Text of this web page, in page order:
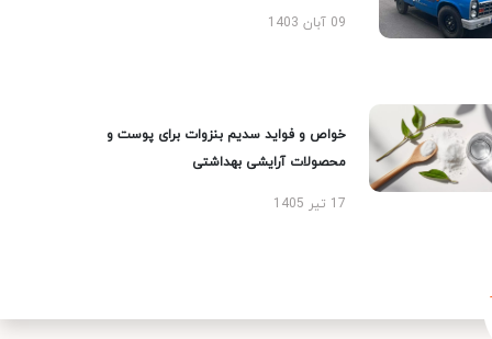
09 آبان 1403
خواص و فواید سدیم بنزوات برای پوست و
محصولات آرایشی بهداشتی
17 تیر 1405